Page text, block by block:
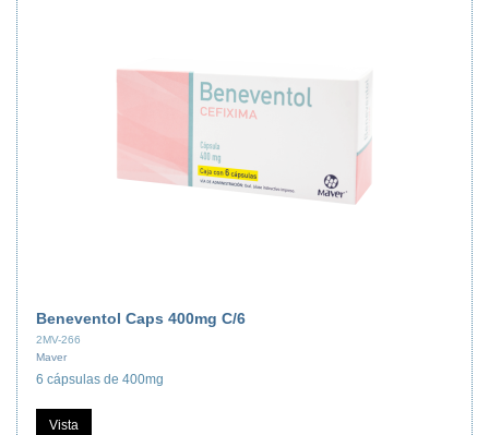
Beneventol Caps 400mg C/6
2MV-266
Maver
6 cápsulas de 400mg
Vista